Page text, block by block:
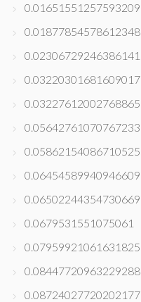
0.01651551257593209
0.01877854578612348
0.02306729246386141
0.03220301681609017
0.03227612002768865
0.05642761070767233
0.05862154086710525
0.06454589940946609
0.06502244354730669
0.0679531551075061
0.07959921061631825
0.08447720963229288
0.08724027720202177